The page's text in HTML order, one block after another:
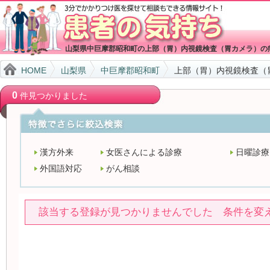
山梨県中巨摩郡昭和町の上部（胃）内視鏡検査（胃カメラ）
HOME 山梨県 中巨摩郡昭和町 上部（胃）内視鏡検査
0件見つかりました
漢方外来 女医さんによる診療
日曜診療
外国語対応
がん相談
該当する登録が見つかりませんでした 条件を